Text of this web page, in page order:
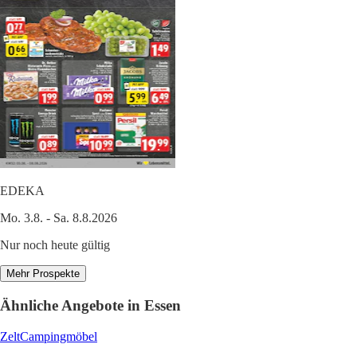
EDEKA
Mo. 3.8. - Sa. 8.8.2026
Nur noch heute gültig
Mehr Prospekte
Ähnliche Angebote in Essen
ZeltCampingmöbel